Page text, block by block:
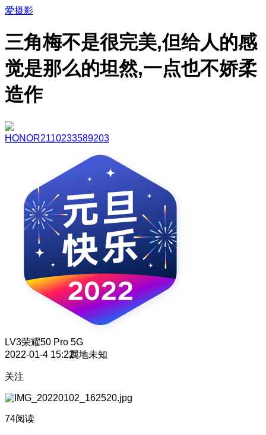
爱摄影
三角梅不是很完美,但给人的感
觉是那么的坦然,一点也不娇柔
造作
HONOR2110233589203
LV3荣耀50 Pro 5G
2022-01-4 15:22属地未知
关注
74阅读